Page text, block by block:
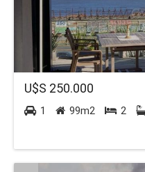
U$S 250.000
1 99m2 2